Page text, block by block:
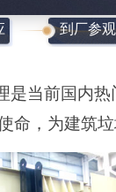
到厂参
是当前国内热
命，为建筑垃